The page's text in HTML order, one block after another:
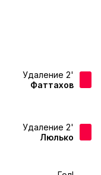
Удаление 2'
Фаттахов
Удаление 2'
Люлько